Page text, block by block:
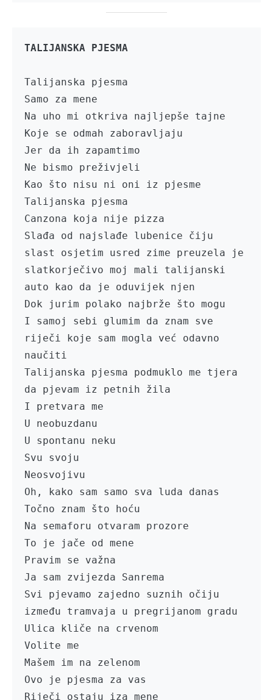
TALIJANSKA PJESMA
Talijanska pjesma
Samo za mene
Na uho mi otkriva najljepše tajne
Koje se odmah zaboravljaju
Jer da ih zapamtimo
Ne bismo preživjeli
Kao što nisu ni oni iz pjesme
Talijanska pjesma
Canzona koja nije pizza
Slađa od najslađe lubenice čiju
slast osjetim usred zime preuzela je
slatkorječivo moj mali talijanski
auto kao da je oduvijek njen
Dok jurim polako najbrže što mogu
I samoj sebi glumim da znam sve
riječi koje sam mogla već odavno
naučiti
Talijanska pjesma podmuklo me tjera
da pjevam iz petnih žila
I pretvara me
U neobuzdanu
U spontanu neku
Svu svoju
Neosvojivu
Oh, kako sam samo sva luda danas
Točno znam što hoću
Na semaforu otvaram prozore
To je jače od mene
Pravim se važna
Ja sam zvijezda Sanrema
Svi pjevamo zajedno suznih očiju
između tramvaja u pregrijanom gradu
Ulica kliče na crvenom
Volite me
Mašem im na zelenom
Ovo je pjesma za vas
Riječi ostaju iza mene